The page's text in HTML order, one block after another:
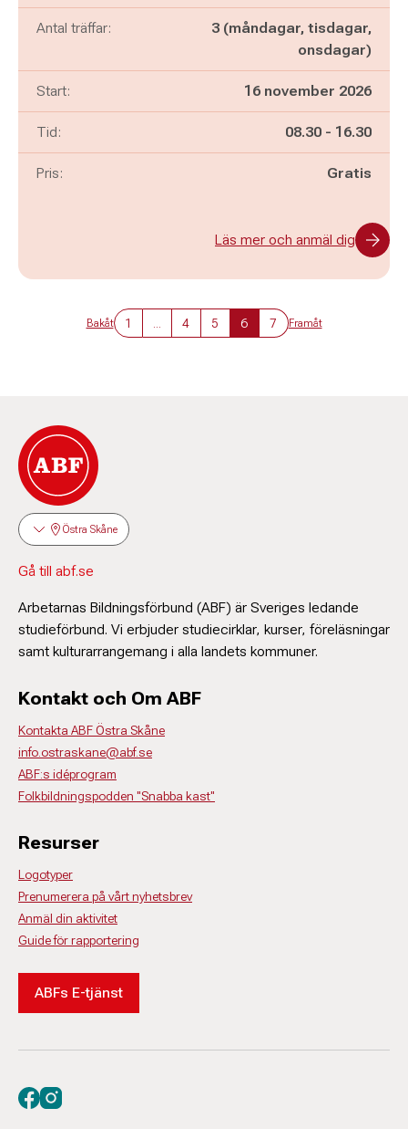
Antal träffar:
3 (måndagar, tisdagar,
onsdagar)
Start: 16 november 2026
Tid: Pågår mellan
08.30 - och
16.30
Pris: Gratis
Läs mer och anmäl dig
Bakåt 1 4 5 6 7 Framåt
Östra Skåne
Gå till abf.se
Arbetarnas Bildningsförbund (ABF) är Sveriges ledande
studieförbund. Vi erbjuder studiecirklar, kurser, föreläsningar
samt kulturarrangemang i alla landets kommuner.
Kontakt och Om ABF
Kontakta ABF Östra Skåne
info.ostraskane@abf.se
ABF:s idéprogram
Folkbildningspodden "Snabba kast"
Resurser
Logotyper
Prenumerera på vårt nyhetsbrev
Anmäl din aktivitet
Guide för rapportering
ABFs E-tjänst
Besök oss på facebook
Besök oss på instagram